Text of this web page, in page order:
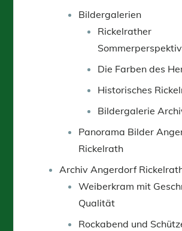
Bildergalerien
Rickelrather
Die Farben des
Historisches
Bildergalerie
Panorama Bilder
Rickelrath
Archiv Angerdorf
Weiberkram mit
Qualität
Rockabend und